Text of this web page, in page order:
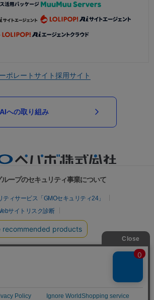
ポレートサイト採用サイト
AIへの取り組み
ープのセキュリティ事業について
ィサービス「GMOセキュリティ24」
サイトリスク診断
トボット
イバーセキュリティ byイエラエ）